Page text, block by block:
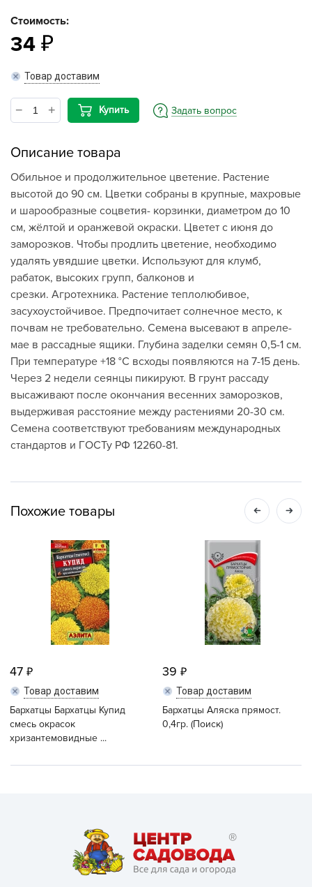
Стоимость:
34
Товар доставим
Купить Задать вопрос
Описание товара
Обильное и продолжительное цветение. Растение
высотой до 90 см. Цветки собраны в крупные, махровые
и шарообразные соцветия- корзинки, диаметром до 10
см, жёлтой и оранжевой окраски. Цветет с июня до
заморозков. Чтобы продлить цветение, необходимо
удалять увядшие цветки. Используют для клумб,
рабаток, высоких групп, балконов и
срезки. Агротехника. Растение теплолюбивое,
засухоустойчивое. Предпочитает солнечное место, к
почвам не требовательно. Семена высевают в апреле-
мае в рассадные ящики. Глубина заделки семян 0,5-1 см.
При температуре +18 °C всходы появляются на 7-15 день.
Через 2 недели сеянцы пикируют. В грунт рассаду
высаживают после окончания весенних заморозков,
выдерживая расстояние между растениями 20-30 см.
Семена соответствуют требованиям международных
стандартов и ГОСТу РФ 12260-81.
Похожие товары
47
Товар доставим
Бархатцы Бархатцы Купид
смесь окрасок
хризантемовидные ...
39
Товар доставим
Бархатцы Аляска прямост.
0,4гр. (Поиск)